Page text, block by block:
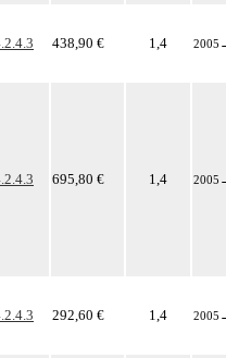
438,90 € 1,4 2005
695,80 € 1,4 2005
292,60 € 1,4 2005